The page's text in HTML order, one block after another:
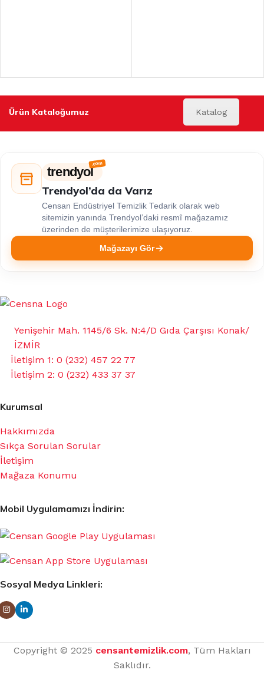
Ürün Kataloğumuz Katalog
trendyol
Trendyol’da da Varız
Censan Endüstriyel Temizlik Tedarik olarak web
sitemizin yanında Trendyol’daki resmî mağazamız
üzerinden de müşterilerimize ulaşıyoruz.
Mağazayı Gör
Yenişehir Mah. 1145/6 Sk. N:4/D Gıda Çarşısı Konak/
İZMİR
İletişim 1: 0 (232) 457 22 77
İletişim 2: 0 (232) 433 37 37
Kurumsal
Hakkımızda
Sıkça Sorulan Sorular
İletişim
Mağaza Konumu
Mobil Uygulamamızı İndirin:
Sosyal Medya Linkleri:
Copyright © 2025 censantemizlik.com, Tüm Hakları
Saklıdır.